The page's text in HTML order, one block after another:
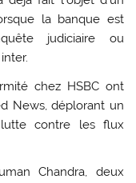
la banque est
judiciaire ou
chez HSBC ont
News, déplorant un
contre les flux
Chandra, deux